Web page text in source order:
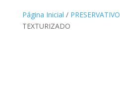
Página Inicial / PRESERVATIVO
TEXTURIZADO